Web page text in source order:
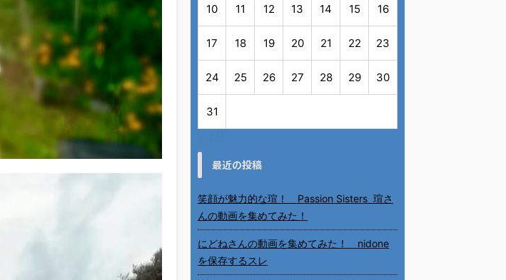
10 11 12 13 14 15 16
17 18 19 20 21 22 23
24 25 26 27 28 29 30
31
最近の投稿
笑顔が魅力的な瑄！ Passion Sisters 瑄さ
んの動画を集めてみた！
にどねさんの動画を集めてみた！ nidone
を保存するスレ